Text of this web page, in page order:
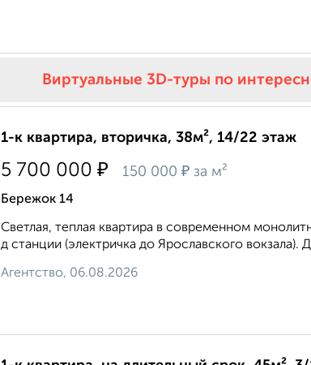
Виртуальные 3D-туры по
1-к квартира, вторичка, 38м², 14/22 этаж
5 700 000 ₽ 150 000 ₽ за м²
Бережок 14
Светлая, теплая квартира в современном
д станции (электричка до Ярославского
Агентство, 06.08.2026